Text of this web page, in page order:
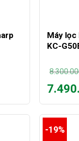
Máy lọc
KC-
Giá
gốc
là:
tại
là:
-19%